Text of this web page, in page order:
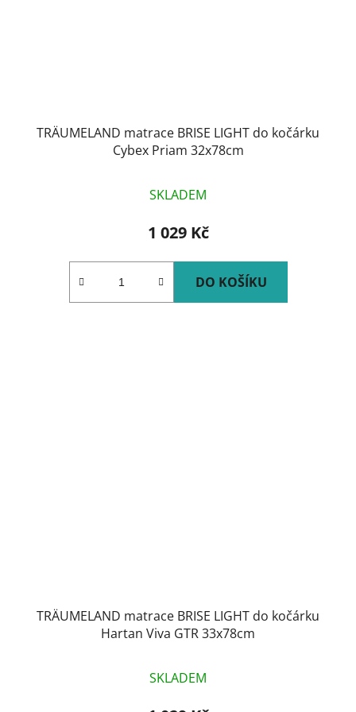
TRÄUMELAND matrace BRISE LIGHT do kočárku
Cybex Priam 32x78cm
SKLADEM
1 029 Kč
DO KOŠÍKU
TRÄUMELAND matrace BRISE LIGHT do kočárku
Hartan Viva GTR 33x78cm
SKLADEM